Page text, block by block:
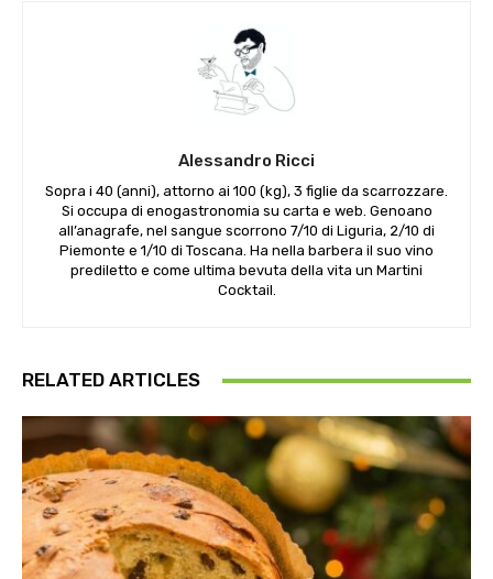
Alessandro Ricci
Sopra i 40 (anni), attorno ai 100 (kg), 3 figlie da scarrozzare.
Si occupa di enogastronomia su carta e web. Genoano
all’anagrafe, nel sangue scorrono 7/10 di Liguria, 2/10 di
Piemonte e 1/10 di Toscana. Ha nella barbera il suo vino
prediletto e come ultima bevuta della vita un Martini
Cocktail.
RELATED ARTICLES